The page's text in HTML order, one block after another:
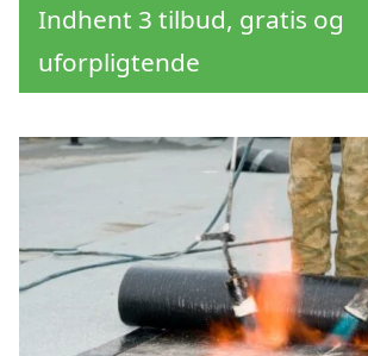
Indhent 3 tilbud, gratis og
uforpligtende